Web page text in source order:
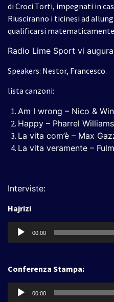
di Croci Torti, impegnati in
Riusciranno i ticinesi ad
qualificarsi matematicamente
Radio Lime Sport vi
Speakers: Nestor, Francesco.
lista canzoni:
Am I wrong – Nico &
Happy – Pharrel Williams
La vita com’è – Max
La vita veramente –
Interviste:
Hajrizi
Audio
Player
00:00
Conferenza Stampa:
Audio
00:00